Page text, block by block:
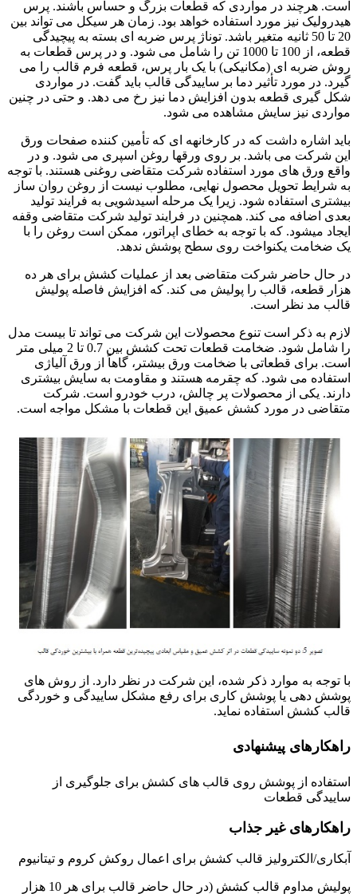
است. هرچند در مواردی که قطعات بزرگ و حساس باشند. پرس
هیدرولیک نیز مورد استفاده خواهد بود. زمان هر سیکل می تواند بین
20 تا 50 ثانیه متغیر باشد. توناژ پرس ضربه ای بسته به پیچیدگی
قطعه، از 100 تا 1000 تن را شامل می شود. و در پرس قطعات به
روش ضربه ای (مکانیکی) با یک بار پرس، قطعه فرم قالب را می
گیرد. در مورد تأثیر دما بر ساییدگی قالب باید گفت. در مواردی
شکل گیری قطعه بدون افزایش دما نیز رخ می دهد. و حتی در چنین
مواردی نیز سایش مشاهده می شود.
باید اشاره داشت که در کارخانهه ای که تأمین کننده صفحات ورق
این شرکت می باشد. بر روی ورقها روغن اسپری می شود. و در
واقع ورق های مورد استفاده شرکت متقاضی روغنی هستند. با توجه
به شرایط تحویل محصول نهایی، مطلوب نیست از روغن روان ساز
بیشتری استفاده شود. زیرا یک مرحله اسیدشویی به فرایند تولید
بعدی اضافه می کند. همچنین در فرایند تولید شرکت متقاضی وقفه
ایجاد میشود. که با توجه به خطای اپراتور، ممکن است روغن را با
یک ضخامت یکنواخت روی سطح پوشش ندهد.
در حال حاضر شرکت متقاضی بعد از عملیات کشش برای هر ده
هزار قطعه، قالب را پولیش می کند. که افزایش فاصله پولیش
قالب مد نظر است.
لازم به ذکر است تنوع محصولات این شرکت می تواند تا بیست مدل
را شامل شود. ضخامت قطعات تحت کشش بین 0.7 تا 2 میلی متر
است. برای قطعاتی با ضخامت ورق بیشتر، گاهاً از ورق آلیاژی
استفاده می شود. که چقرمه هستند و مقاومت به سایش بیشتری
دارند. یکی از محصولات پر چالش، درب خودرو است. شرکت
متقاضی در مورد کشش عمیق این قطعات با مشکل مواجه است.
با توجه به موارد ذکر شده، این شرکت در نظر دارد. از روش های
پوشش دهی یا پوشش کاری برای رفع مشکل ساییدگی و خوردگی
قالب کشش استفاده نماید.
راهکارهای پیشنهادی
استفاده از پوشش روی قالب های کشش برای جلوگیری از
ساییدگی قطعات
راهکارهای غیر جذاب
آبکاری/الکترولیز قالب کشش برای اعمال روکش کروم و تیتانیوم
پولیش مداوم قالب کشش (در حال حاضر قالب برای هر 10 هزار